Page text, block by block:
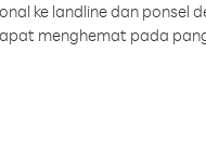
ke landline dan ponsel
menghemat pada